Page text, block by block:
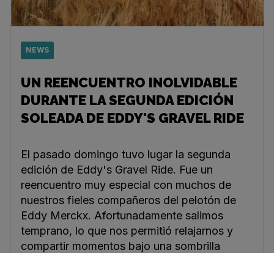
NEWS
UN REENCUENTRO INOLVIDABLE
DURANTE LA SEGUNDA EDICIÓN
SOLEADA DE EDDY'S GRAVEL RIDE
El pasado domingo tuvo lugar la segunda
edición de Eddy's Gravel Ride. Fue un
reencuentro muy especial con muchos de
nuestros fieles compañeros del pelotón de
Eddy Merckx. Afortunadamente salimos
temprano, lo que nos permitió relajarnos y
compartir momentos bajo una sombrilla